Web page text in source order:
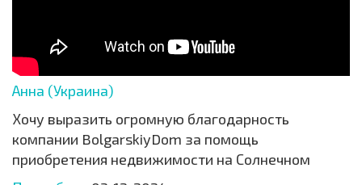
Анна (Украина)
Хочу выразить огромную благодарность
компании BolgarskiyDom за помощь
приобретения недвижимости на Солнечном